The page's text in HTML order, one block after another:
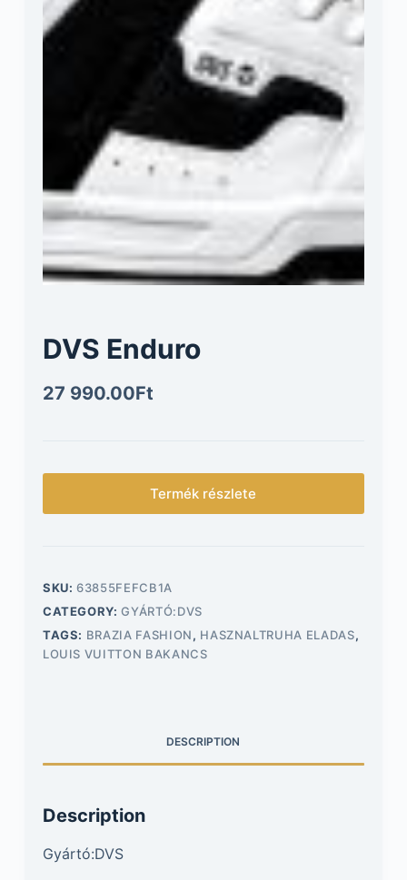
DVS Enduro
27 990.00Ft
Termék részlete
SKU:63855FEFCB1A
CATEGORY:GYÁRTÓ:DVS
TAGS: BRAZIA FASHION, HASZNALTRUHA ELADAS,
LOUIS VUITTON BAKANCS
DESCRIPTION
Description
Gyártó:DVS